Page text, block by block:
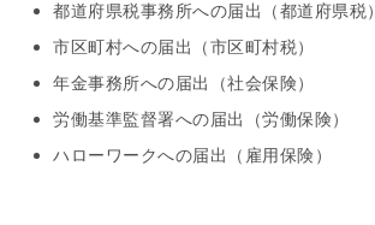
都道府県税事務所への届出（都道府県税）
市区町村への届出（市区町村税）
年金事務所への届出（社会保険）
労働基準監督署への届出（労働保険）
ハローワークへの届出（雇用保険）